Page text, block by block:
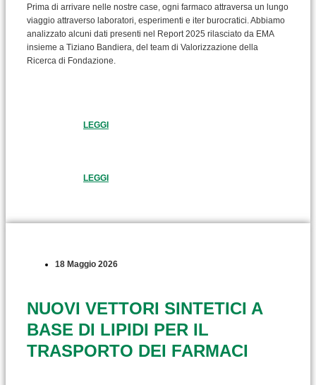
Prima di arrivare nelle nostre case, ogni farmaco attraversa un lungo
viaggio attraverso laboratori, esperimenti e iter burocratici. Abbiamo
analizzato alcuni dati presenti nel Report 2025 rilasciato da EMA
insieme a Tiziano Bandiera, del team di Valorizzazione della
Ricerca di Fondazione.
LEGGI
LEGGI
18 Maggio 2026
NUOVI VETTORI SINTETICI A
BASE DI LIPIDI PER IL
TRASPORTO DEI FARMACI